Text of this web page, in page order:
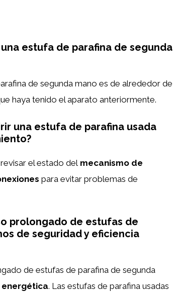
estufa de parafina de segunda
de segunda mano es de alrededor de
haya tenido el aparato anteriormente.
una estufa de parafina usada
el estado del mecanismo de
para evitar problemas de
prolongado de estufas de
de seguridad y eficiencia
de estufas de parafina de segunda
. Las estufas de parafina usadas